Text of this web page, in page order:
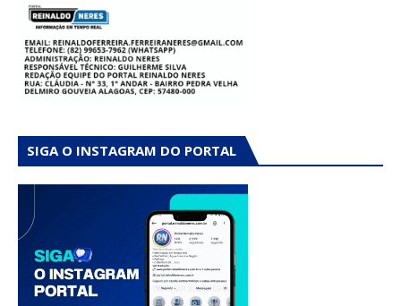
SIGA O INSTAGRAM DO PORTAL